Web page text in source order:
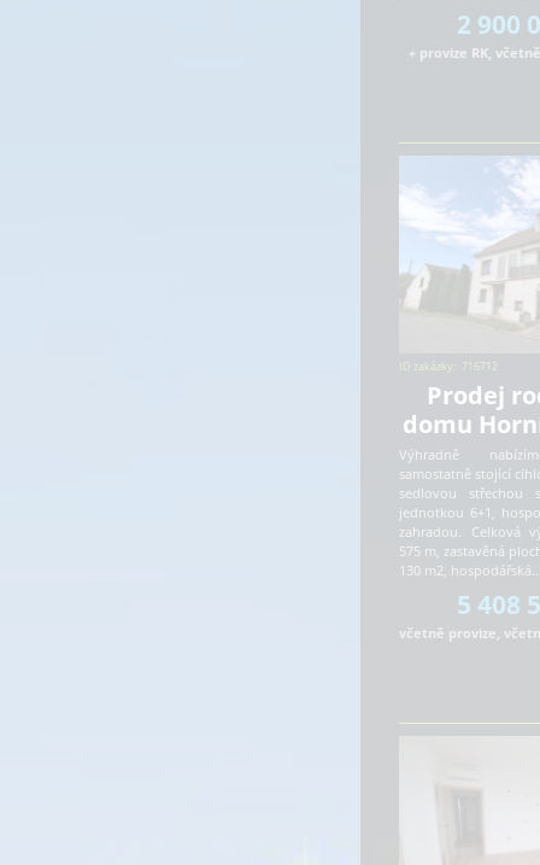
2 900
+ provize RK,
ID zakázky: 716712
Prodej
domu
Výhradně
samostatně stojící
sedlovou střechou
jednotkou 6+1,
zahradou. Celková
575 m, zastavěná
130 m2,
5 408
včetně provize,